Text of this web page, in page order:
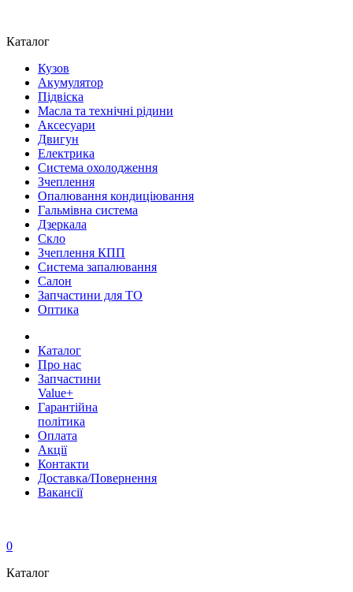
Каталог
Кузов
Акумулятор
Підвіска
Масла та технічні рідини
Аксесуари
Двигун
Електрика
Система охолодження
Зчеплення
Опалювання кондиціювання
Гальмівна система
Дзеркала
Скло
Зчеплення КПП
Система запалювання
Салон
Запчастини для ТО
Оптика
Каталог
Про нас
Запчастини
Value+
Гарантійна
політика
Оплата
Акції
Контакти
Доставка/Повернення
Вакансії
0
Каталог